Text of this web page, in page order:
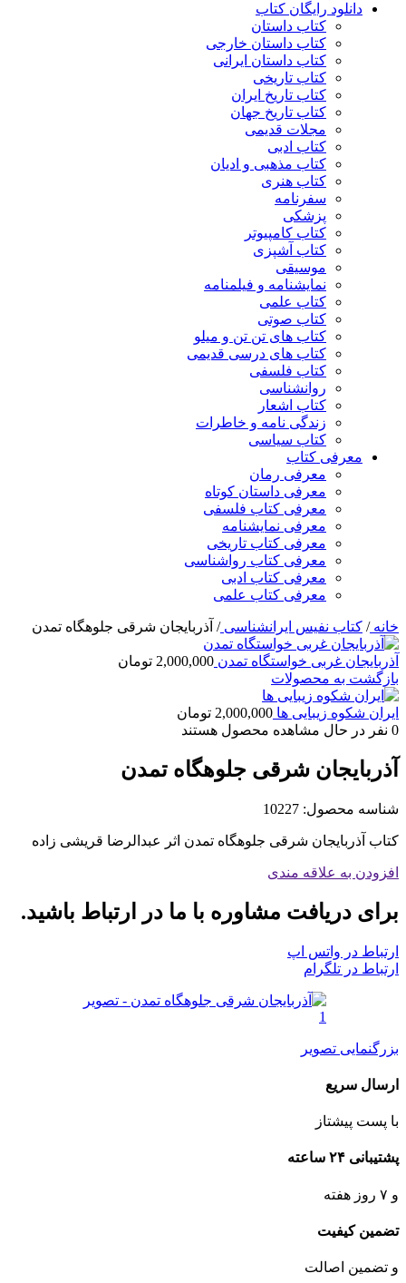
دانلود رایگان کتاب
کتاب داستان
کتاب داستان خارجی
کتاب داستان ایرانی
کتاب تاریخی
کتاب تاریخ ایران
کتاب تاریخ جهان
مجلات قدیمی
کتاب ادبی
کتاب مذهبی و ادیان
کتاب هنری
سفرنامه
پزشکی
کتاب کامپیوتر
کتاب آشپزی
موسیقی
نمایشنامه و فیلمنامه
کتاب علمی
کتاب صوتی
کتاب های تن تن و میلو
کتاب های درسی قدیمی
کتاب فلسفی
روانشناسی
کتاب اشعار
زندگی نامه و خاطرات
کتاب سیاسی
معرفی کتاب
معرفی رمان
معرفی داستان کوتاه
معرفی کتاب فلسفی
معرفی نمایشنامه
معرفی کتاب تاریخی
معرفی کتاب رواشناسی
معرفی کتاب ادبی
معرفی کتاب علمی
خانه/ کتاب نفیس ایرانشناسی/ آذربایجان شرقی جلوهگاه تمدن
آذربایجان غربی خواستگاه تمدن 2,000,000 تومان
بازگشت به محصولات
ایران شکوه زیبایی ها 2,000,000 تومان
0 نفر در حال مشاهده محصول هستند
آذربایجان شرقی جلوهگاه تمدن
شناسه محصول: 10227
کتاب آذربایجان شرقی جلوهگاه تمدن اثر عبدالرضا قریشی زاده
افزودن به علاقه مندی
برای دریافت مشاوره با ما در ارتباط باشید.
ارتباط در واتس اپ
ارتباط در تلگرام
بزرگنمایی تصویر
ارسال سریع
با پست پیشتاز
پشتیبانی ۲۴ ساعته
و ۷ روز هفته
تضمین کیفیت
و تضمین اصالت